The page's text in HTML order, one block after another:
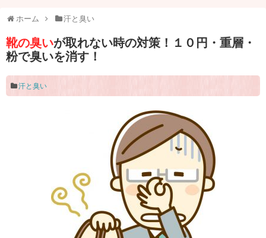
ホーム 汗と臭い
靴の臭いが取れない時の対策！１０円・重層・
粉で臭いを消す！
汗と臭い